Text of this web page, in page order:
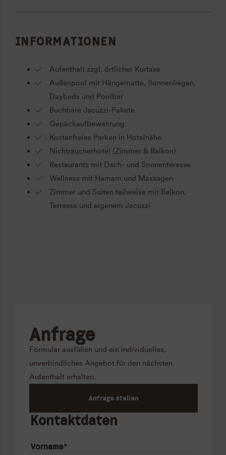
INFORMATIONEN
Aufenthalt zzgl. örtlicher Kurtaxe
Außenpool mit Hängematte, Sonnenliegen,
Daybeds und Poolbar
Buchbare Jacuzzi-Pakete
Gepäckaufbewahrung
Kostenfreies Parken in Hotelnähe
Nichtraucherhotel (Zimmer & Balkon)
Restaurants mit Dach- und Sonnenterasse
Wellness mit Hamam und Massagen
Zimmer und Suiten teilweise mit Balkon,
Terrasse und eigenem Jacuzzi
Anfrage
Formular ausfüllen und ein individuelles,
unverbindliches Angebot für den nächsten
Aufenthalt erhalten.
Anfrage stellen
Kontaktdaten
Vorname*